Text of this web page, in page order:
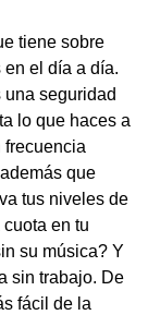
tiene sobre
el día a día.
una seguridad
lo que haces a
frecuencia
que
tus niveles de
en tu
su música? Y
sin trabajo. De
fácil de la